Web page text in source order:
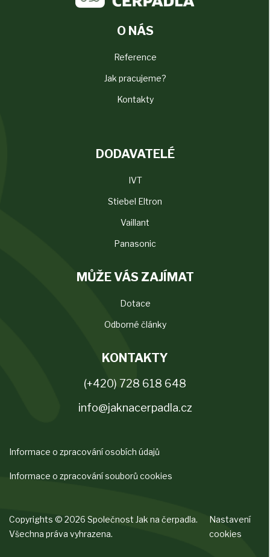
O NÁS
Reference
Jak pracujeme?
Kontakty
DODAVATELÉ
IVT
Stiebel Eltron
Vaillant
Panasonic
MŮŽE VÁS ZAJÍMAT
Dotace
Odborné články
KONTAKTY
(+420) 728 618 648
info@jaknacerpadla.cz
Informace o zpracování osobích údajů
Informace o zpracování souborů cookies
Copyrights © 2026 Společnost Jak na čerpadla.
Všechna práva vyhrazena.
Nastavení
cookies